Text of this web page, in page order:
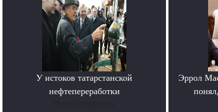
У истоков татарстанской
нефтепереработки
Эррол